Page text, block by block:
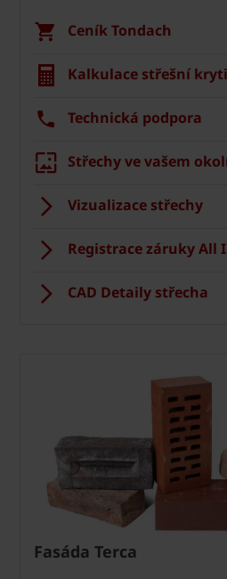
Ceník Tondach
Kalkulace střešní
Technická podpora
Střechy ve vašem
Vizualizace střechy
Registrace záruky All
CAD Detaily střecha
Fasáda Terca